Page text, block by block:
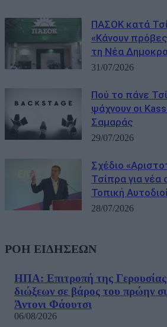
ΠΑΣΟΚ κατά
«Κάνουν
τη Νέα
31/07/2026
Πού το πάνε
ψάχνουν οι
Σαμαράς
29/07/2026
Σχέδιο
Τσίπρα για νέα
Τοπική
28/07/2026
ΡΟΗ ΕΙΔΗΣΕΩΝ
ΗΠΑ: Επιτροπή της Γερουσίας
διώξεων σε βάρος του πρώην
Άντονι Φάουτσι
06/08/2026